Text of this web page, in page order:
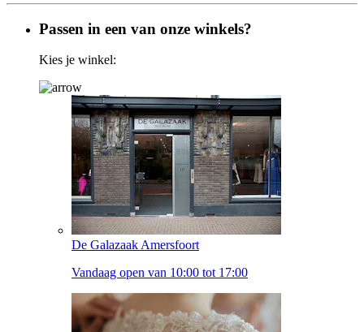
Passen in een van onze winkels?
Kies je winkel:
De Galazaak Amersfoort
Vandaag open van 10:00 tot 17:00